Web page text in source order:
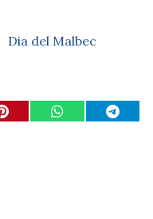
Dia del Malbec